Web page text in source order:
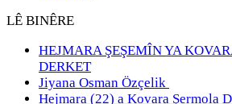
LÊ BINÊRE
HEJMARA ŞEŞEMÎN YA
DERKET
Jiyana Osman Özçelik
Hejmara (22) a Kovara Şermola